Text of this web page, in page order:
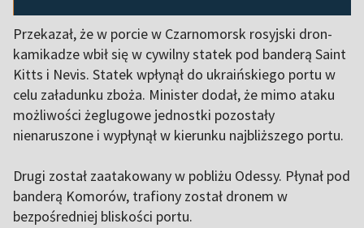
Przekazał, że w porcie w Czarnomorsk rosyjski dron-
kamikadze wbił się w cywilny statek pod banderą Saint
Kitts i Nevis. Statek wpłynął do ukraińskiego portu w
celu załadunku zboża. Minister dodał, że mimo ataku
możliwości żeglugowe jednostki pozostały
nienaruszone i wypłynął w kierunku najbliższego portu.
Drugi został zaatakowany w pobliżu Odessy. Płynał pod
banderą Komorów, trafiony został dronem w
bezpośredniej bliskości portu.